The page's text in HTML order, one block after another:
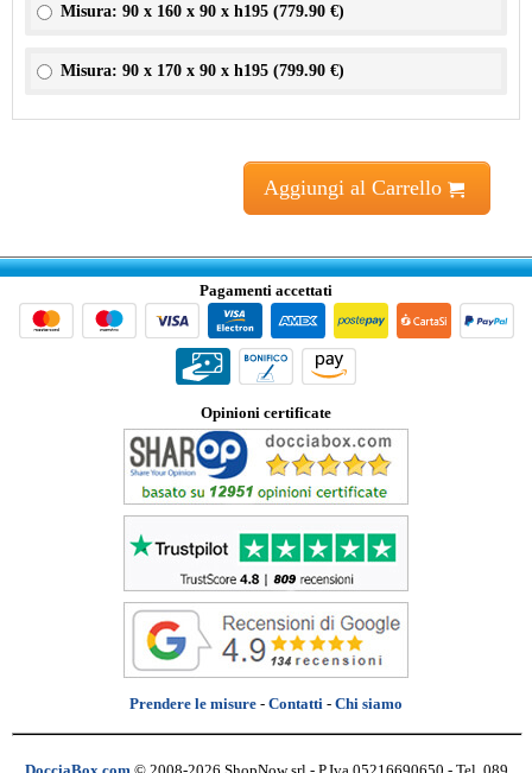
Misura: 90 x 160 x 90 x h195 (779.90 €)
Misura: 90 x 170 x 90 x h195 (799.90 €)
Aggiungi al Carrello
Pagamenti accettati
Opinioni certificate
Prendere le misure - Contatti - Chi siamo